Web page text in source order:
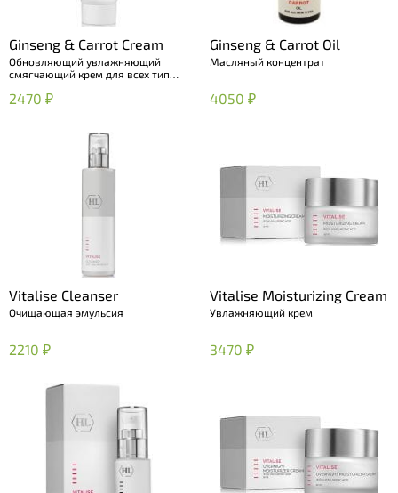
Ginseng & Carrot Cream
Обновляющий увлажняющий
смягчающий крем для всех типов
2470 ₽
Ginseng & Carrot Oil
Масляный концентрат
4050 ₽
Vitalise Cleanser
Очищающая эмульсия
2210 ₽
Vitalise Moisturizing Cream
Увлажняющий крем
3470 ₽